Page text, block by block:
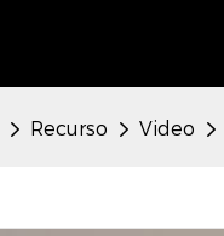
Recurso Video